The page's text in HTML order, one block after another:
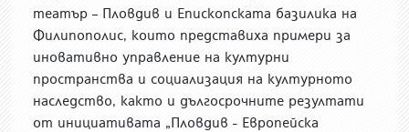
театър – Пловдив и Епископската базилика на
Филипополис, които представиха примери за
иновативно управление на културни
пространства и социализация на културното
наследство, както и дългосрочните резултати
от инициативата „Пловдив - Европейска